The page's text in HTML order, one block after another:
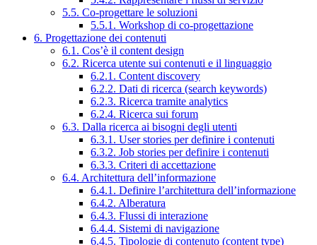
5.5. Co-progettare le soluzioni
5.5.1. Workshop di co-progettazione
6. Progettazione dei contenuti
6.1. Cos’è il content design
6.2. Ricerca utente sui contenuti e il linguaggio
6.2.1. Content discovery
6.2.2. Dati di ricerca (search keywords)
6.2.3. Ricerca tramite analytics
6.2.4. Ricerca sui forum
6.3. Dalla ricerca ai bisogni degli utenti
6.3.1. User stories per definire i contenuti
6.3.2. Job stories per definire i contenuti
6.3.3. Criteri di accettazione
6.4. Architettura dell’informazione
6.4.1. Definire l’architettura dell’informazione
6.4.2. Alberatura
6.4.3. Flussi di interazione
6.4.4. Sistemi di navigazione
6.4.5. Tipologie di contenuto (content type)